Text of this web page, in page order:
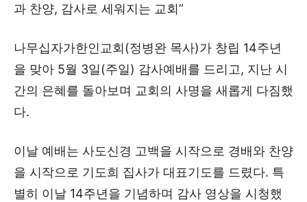
과 찬양, 감사로 세워지는 교회”
나무십자가한인교회(정병완 목사)가 창립 14주년
을 맞아 5월 3일(주일) 감사예배를 드리고, 지난 시
간의 은혜를 돌아보며 교회의 사명을 새롭게 다짐했
다.
이날 예배는 사도신경 고백을 시작으로 경배와 찬양
을 시작으로 기도희 집사가 대표기도를 드렸다. 특
별히 이날 14주년을 기념하며 감사 영상을 시청했